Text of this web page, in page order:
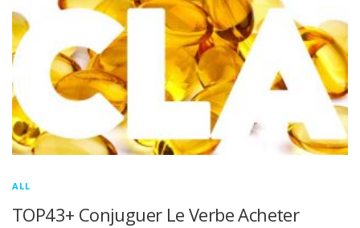
ALL
TOP43+ Conjuguer Le Verbe Acheter